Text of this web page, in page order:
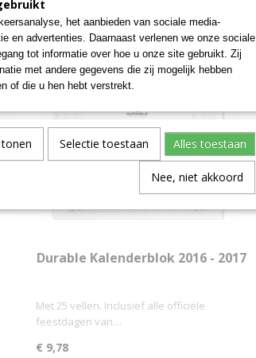
Durable Kalenderblok 2016 - 2017
Met 25 vellen. Inclusief alle officiële
feestdagen van…
€ 9,78
het aanbieden van sociale media-
en advertenties. Daarnaast verlenen we onze sociale
tot informatie over hoe u onze site gebruikt. Zij
met andere gegevens die zij mogelijk hebben
of die u hen hebt verstrekt.
Selectie toestaan Alles toestaan
Nee, niet akkoord